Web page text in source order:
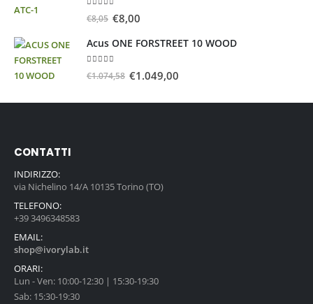
€8,05 €8,00
Acus ONE FORSTREET 10 WOOD
€1.074,58 €1.049,00
CONTATTI
INDIRIZZO:
via Nichelino 14/A 10135 Torino (TO)
TELEFONO:
+39 3496348583
EMAIL:
shop@ivorylab.it
ORARI:
Lun - Ven: 10:00-12:30 | 15:30-19:30
Sab: 15:30-19:30